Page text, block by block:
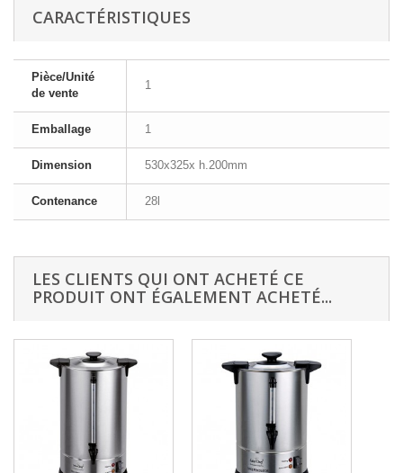
CARACTÉRISTIQUES
Pièce/Unité
de vente
1
Emballage 1
Dimension 530x325x h.200mm
Contenance 28l
LES CLIENTS QUI ONT ACHETÉ CE
PRODUIT ONT ÉGALEMENT ACHETÉ...